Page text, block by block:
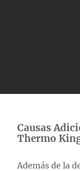
Causas
Thermo
Además de la